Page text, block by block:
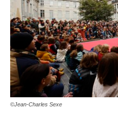
©Jean-Charles Sexe